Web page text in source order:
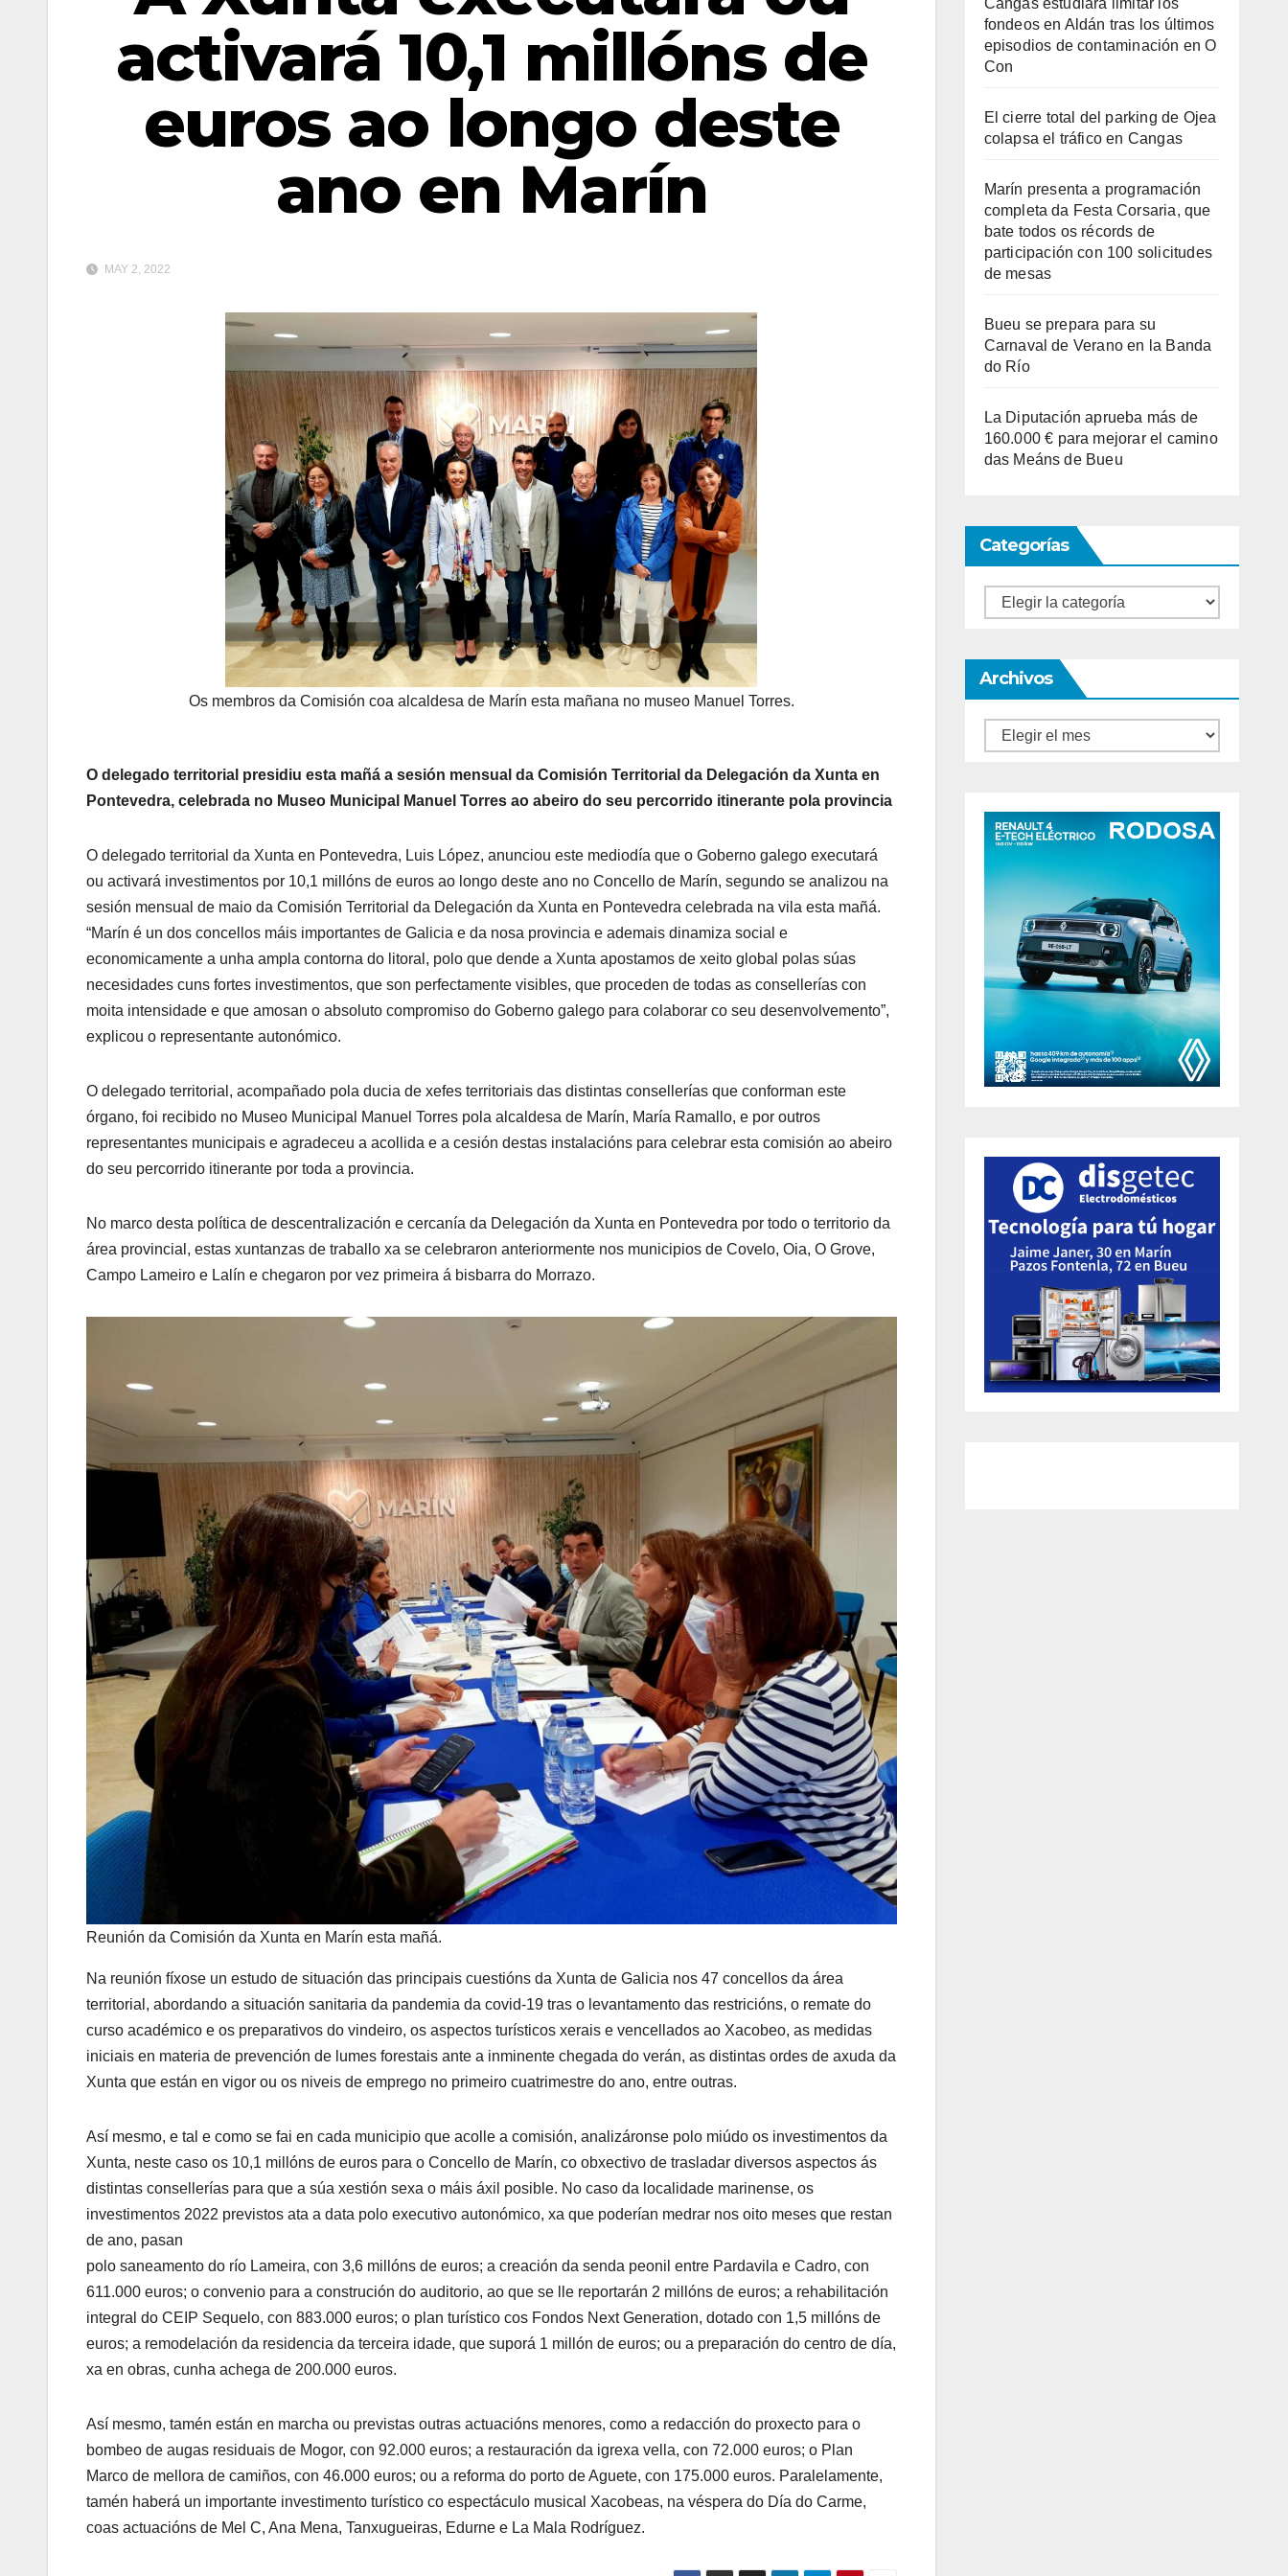
activará 10,1 millóns de
euros ao longo deste
ano en Marín
MAY 2, 2022
Os membros da Comisión coa alcaldesa de Marín esta mañana no museo Manuel Torres.
O delegado territorial presidiu esta mañá a sesión mensual da Comisión Territorial da Delegación da Xunta en
Pontevedra, celebrada no Museo Municipal Manuel Torres ao abeiro do seu percorrido itinerante pola provincia
O delegado territorial da Xunta en Pontevedra, Luis López, anunciou este mediodía que o Goberno galego executará
ou activará investimentos por 10,1 millóns de euros ao longo deste ano no Concello de Marín, segundo se analizou na
sesión mensual de maio da Comisión Territorial da Delegación da Xunta en Pontevedra celebrada na vila esta mañá.
“Marín é un dos concellos máis importantes de Galicia e da nosa provincia e ademais dinamiza social e
economicamente a unha ampla contorna do litoral, polo que dende a Xunta apostamos de xeito global polas súas
necesidades cuns fortes investimentos, que son perfectamente visibles, que proceden de todas as consellerías con
moita intensidade e que amosan o absoluto compromiso do Goberno galego para colaborar co seu desenvolvemento”,
explicou o representante autonómico.
O delegado territorial, acompañado pola ducia de xefes territoriais das distintas consellerías que conforman este
órgano, foi recibido no Museo Municipal Manuel Torres pola alcaldesa de Marín, María Ramallo, e por outros
representantes municipais e agradeceu a acollida e a cesión destas instalacións para celebrar esta comisión ao abeiro
do seu percorrido itinerante por toda a provincia.
No marco desta política de descentralización e cercanía da Delegación da Xunta en Pontevedra por todo o territorio da
área provincial, estas xuntanzas de traballo xa se celebraron anteriormente nos municipios de Covelo, Oia, O Grove,
Campo Lameiro e Lalín e chegaron por vez primeira á bisbarra do Morrazo.
Reunión da Comisión da Xunta en Marín esta mañá.
Na reunión fíxose un estudo de situación das principais cuestións da Xunta de Galicia nos 47 concellos da área
territorial, abordando a situación sanitaria da pandemia da covid-19 tras o levantamento das restricións, o remate do
curso académico e os preparativos do vindeiro, os aspectos turísticos xerais e vencellados ao Xacobeo, as medidas
iniciais en materia de prevención de lumes forestais ante a inminente chegada do verán, as distintas ordes de axuda da
Xunta que están en vigor ou os niveis de emprego no primeiro cuatrimestre do ano, entre outras.
Así mesmo, e tal e como se fai en cada municipio que acolle a comisión, analizáronse polo miúdo os investimentos da
Xunta, neste caso os 10,1 millóns de euros para o Concello de Marín, co obxectivo de trasladar diversos aspectos ás
distintas consellerías para que a súa xestión sexa o máis áxil posible. No caso da localidade marinense, os
investimentos 2022 previstos ata a data polo executivo autonómico, xa que poderían medrar nos oito meses que restan
de ano, pasan
polo saneamento do río Lameira, con 3,6 millóns de euros; a creación da senda peonil entre Pardavila e Cadro, con
611.000 euros; o convenio para a construción do auditorio, ao que se lle reportarán 2 millóns de euros; a rehabilitación
integral do CEIP Sequelo, con 883.000 euros; o plan turístico cos Fondos Next Generation, dotado con 1,5 millóns de
euros; a remodelación da residencia da terceira idade, que suporá 1 millón de euros; ou a preparación do centro de día,
xa en obras, cunha achega de 200.000 euros.
Así mesmo, tamén están en marcha ou previstas outras actuacións menores, como a redacción do proxecto para o
bombeo de augas residuais de Mogor, con 92.000 euros; a restauración da igrexa vella, con 72.000 euros; o Plan
Marco de mellora de camiños, con 46.000 euros; ou a reforma do porto de Aguete, con 175.000 euros. Paralelamente,
tamén haberá un importante investimento turístico co espectáculo musical Xacobeas, na véspera do Día do Carme,
coas actuacións de Mel C, Ana Mena, Tanxugueiras, Edurne e La Mala Rodríguez.
fondeos en Aldán tras los últimos
episodios de contaminación en O
Con
El cierre total del parking de Ojea
colapsa el tráfico en Cangas
Marín presenta a programación
completa da Festa Corsaria, que
bate todos os récords de
participación con 100 solicitudes
de mesas
Bueu se prepara para su
Carnaval de Verano en la Banda
do Río
La Diputación aprueba más de
160.000 € para mejorar el camino
das Meáns de Bueu
Categorías
Categorías
Archivos
Archivos